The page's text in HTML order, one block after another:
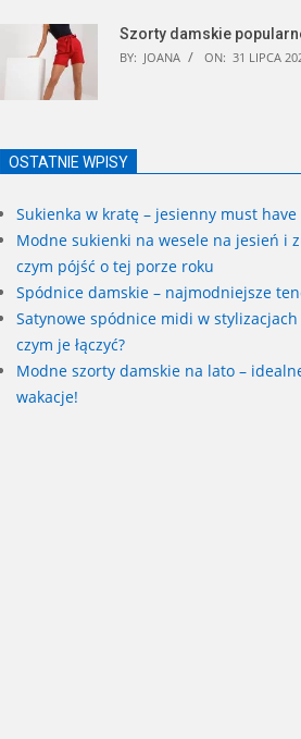
Szorty damskie
BY: JOANA ON: 31 LIPCA
OSTATNIE WPISY
Sukienka w kratę – jesienny must have
Modne sukienki na wesele na jesień i
czym pójść o tej porze roku
Spódnice damskie – najmodniejsze
Satynowe spódnice midi w
czym je łączyć?
Modne szorty damskie na lato –
wakacje!